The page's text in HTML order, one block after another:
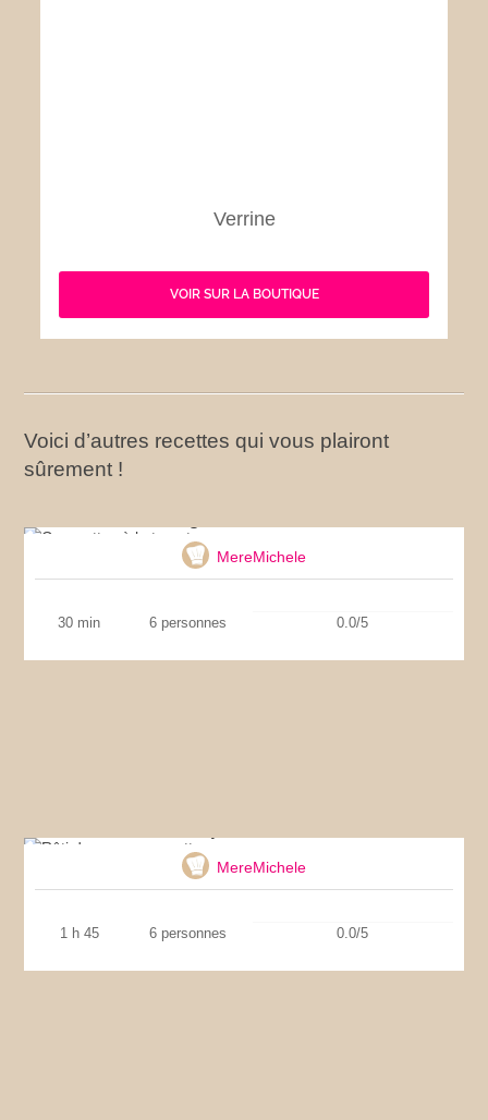
Verrine
VOIR SUR LA BOUTIQUE
Voici d’autres recettes qui vous plairont
sûrement !
MereMichele
30 min 6 personnes 0.0/5
MereMichele
1 h 45 6 personnes 0.0/5